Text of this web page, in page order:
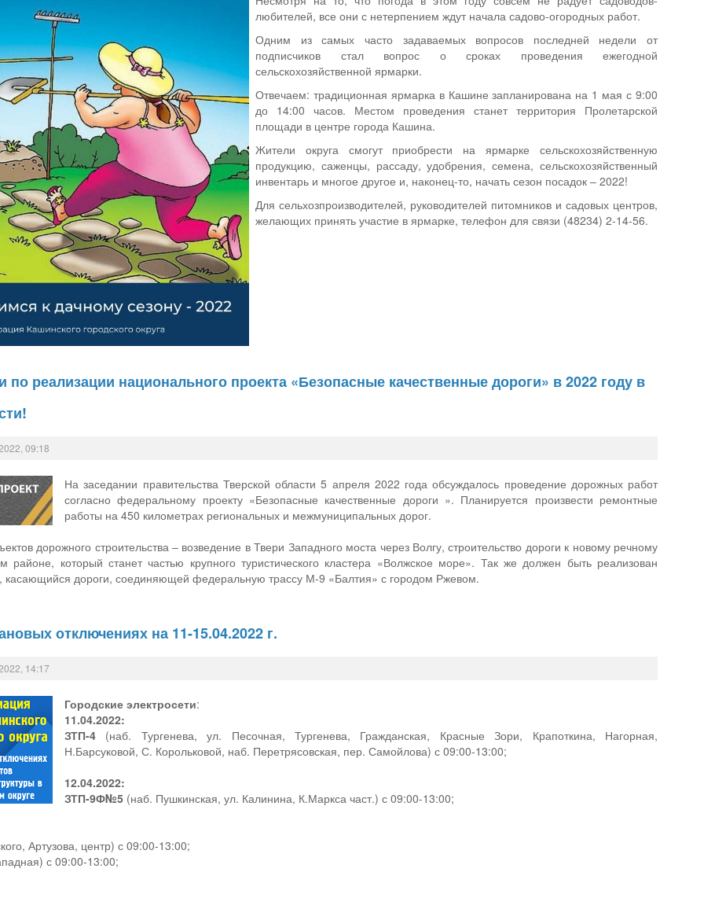
любителей, все они с нетерпением ждут начала садово-огородных работ.
Одним из самых часто задаваемых вопросов последней недели от
подписчиков стал вопрос о сроках проведения ежегодной
сельскохозяйственной ярмарки.
Отвечаем: традиционная ярмарка в Кашине запланирована на 1 мая с 9:00
до 14:00 часов. Местом проведения станет территория Пролетарской
площади в центре города Кашина.
Жители округа смогут приобрести на ярмарке сельскохозяйственную
продукцию, саженцы, рассаду, удобрения, семена, сельскохозяйственный
инвентарь и многое другое и, наконец-то, начать сезон посадок – 2022!
Для сельхозпроизводителей, руководителей питомников и садовых центров,
желающих принять участие в ярмарке, телефон для связи (48234) 2-14-56.
по реализации национального проекта «Безопасные качественные дороги» в 2022 году в
09:18
На заседании правительства Тверской области 5 апреля 2022 года обсуждалось проведение дорожных работ
согласно федеральному проекту «Безопасные качественные дороги ». Планируется произвести ремонтные
работы на 450 километрах региональных и межмуниципальных дорог.
дорожного строительства – возведение в Твери Западного моста через Волгу, строительство дороги к новому речному
районе, который станет частью крупного туристического кластера «Волжское море». Так же должен быть реализован
касающийся дороги, соединяющей федеральную трассу М-9 «Балтия» с городом Ржевом.
отключениях на 11-15.04.2022 г.
14:17
Городские электросети:
11.04.2022:
ЗТП-4 (наб. Тургенева, ул. Песочная, Тургенева, Гражданская, Красные Зори, Крапоткина, Нагорная,
Н.Барсуковой, С. Корольковой, наб. Перетрясовская, пер. Самойлова) с 09:00-13:00;
12.04.2022:
ЗТП-9Ф№5 (наб. Пушкинская, ул. Калинина, К.Маркса част.) с 09:00-13:00;
Артузова, центр) с 09:00-13:00;
с 09:00-13:00;